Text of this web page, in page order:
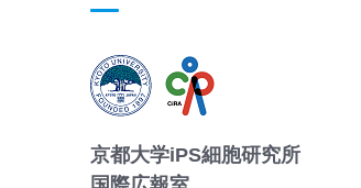
京都大学iPS細胞研究所